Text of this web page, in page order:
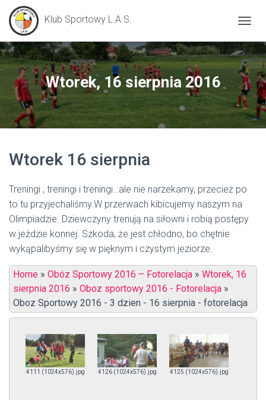
Klub Sportowy L.A.S.
R
Z
E
Ł
Ą
C
Z
N
C
Wtorek, 16 sierpnia 2016
Wtorek 16 sierpnia
Treningi , treningi i treningi…ale nie narzekamy, przecież po
to tu przyjechaliśmy.W przerwach kibicujemy naszym na
Olimpiadzie. Dziewczyny trenują na siłowni i robią postępy
w jeździe konnej. Szkoda, że jest chłodno, bo chętnie
wykąpalibyśmy się w pięknym i czystym jeziorze.
Home » Obóz Sportowy 2016 – Fotorelacja » Wtorek, 16
sierpnia 2016 » Oboz sportowy 2016 - Fotorelacja »
Oboz Sportowy 2016 - 3 dzien - 16 sierpnia - fotorelacja
4111 (1024x576).jpg 4126 (1024x576).jpg 4125 (1024x576).jpg